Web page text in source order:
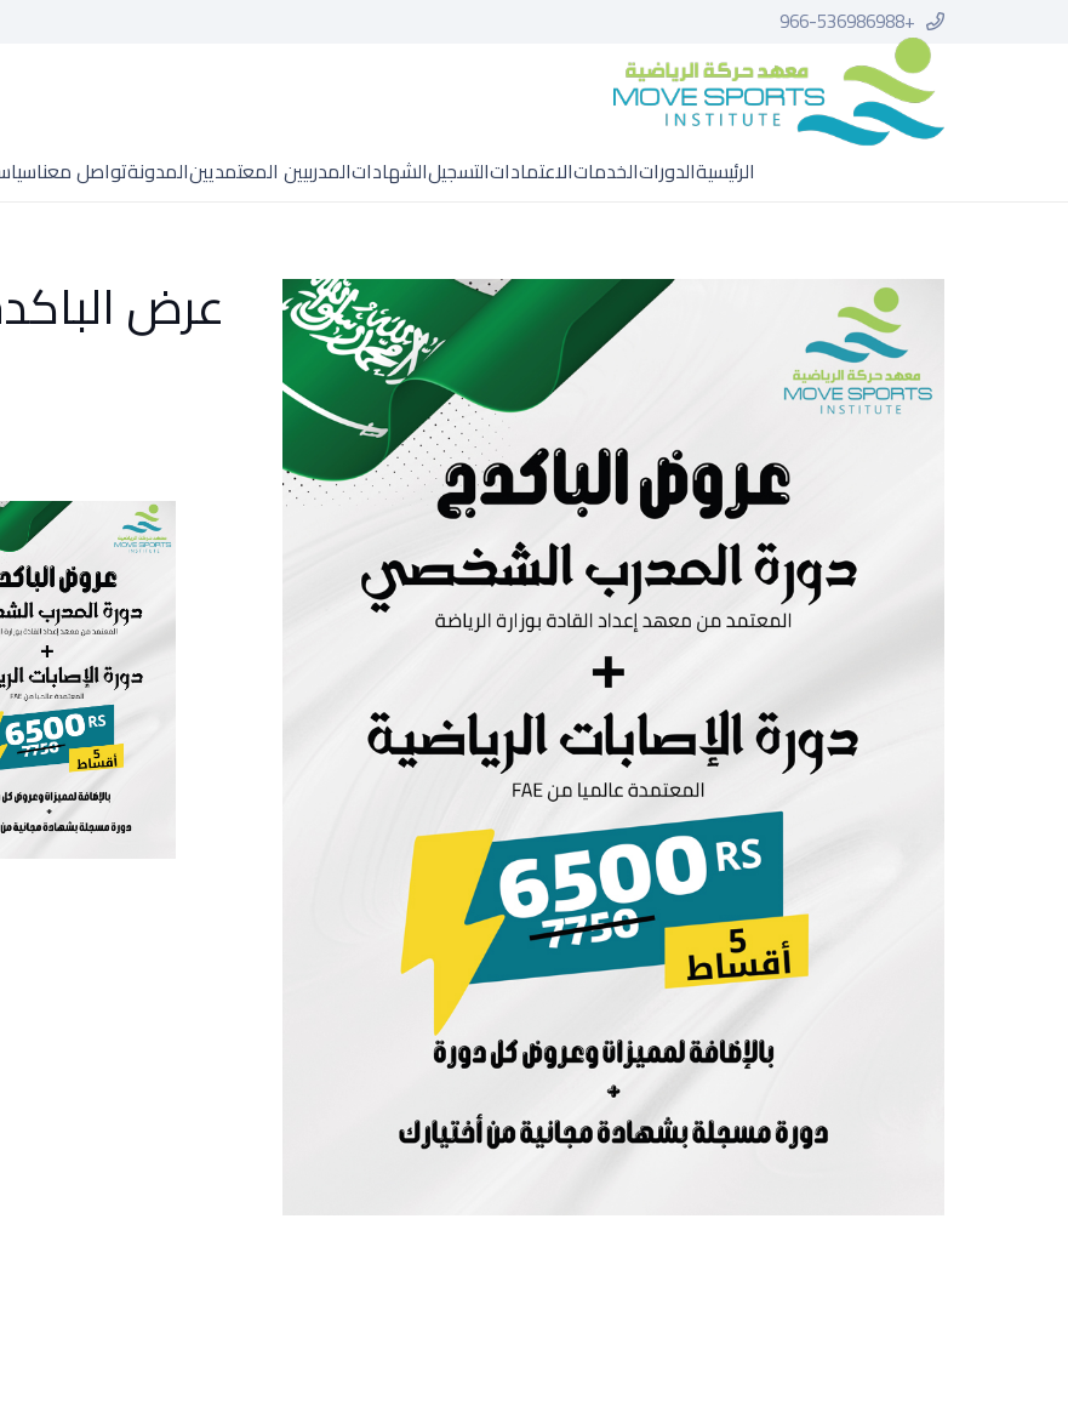
+966-536986988
الرئيسيةالدوراتالخدماتالاعتماداتالتسجيلالشهاداتالمدربيين المعتمديينالمدونةتواصل معنا
عرض